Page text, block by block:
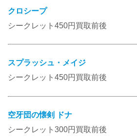
クロシープ
シークレット450円買取前後
スプラッシュ・メイジ
シークレット450円買取前後
空牙団の懐剣 ドナ
シークレット300円買取前後